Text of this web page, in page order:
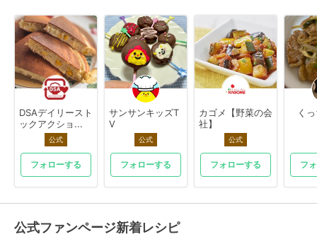
DSAデイリースト
ックアクショ...
公式
フォローする
サンサンキッズT
V
公式
フォローする
カゴメ【野菜の会
社】
公式
フォローする
く
フ
公式ファンページ新着レシピ